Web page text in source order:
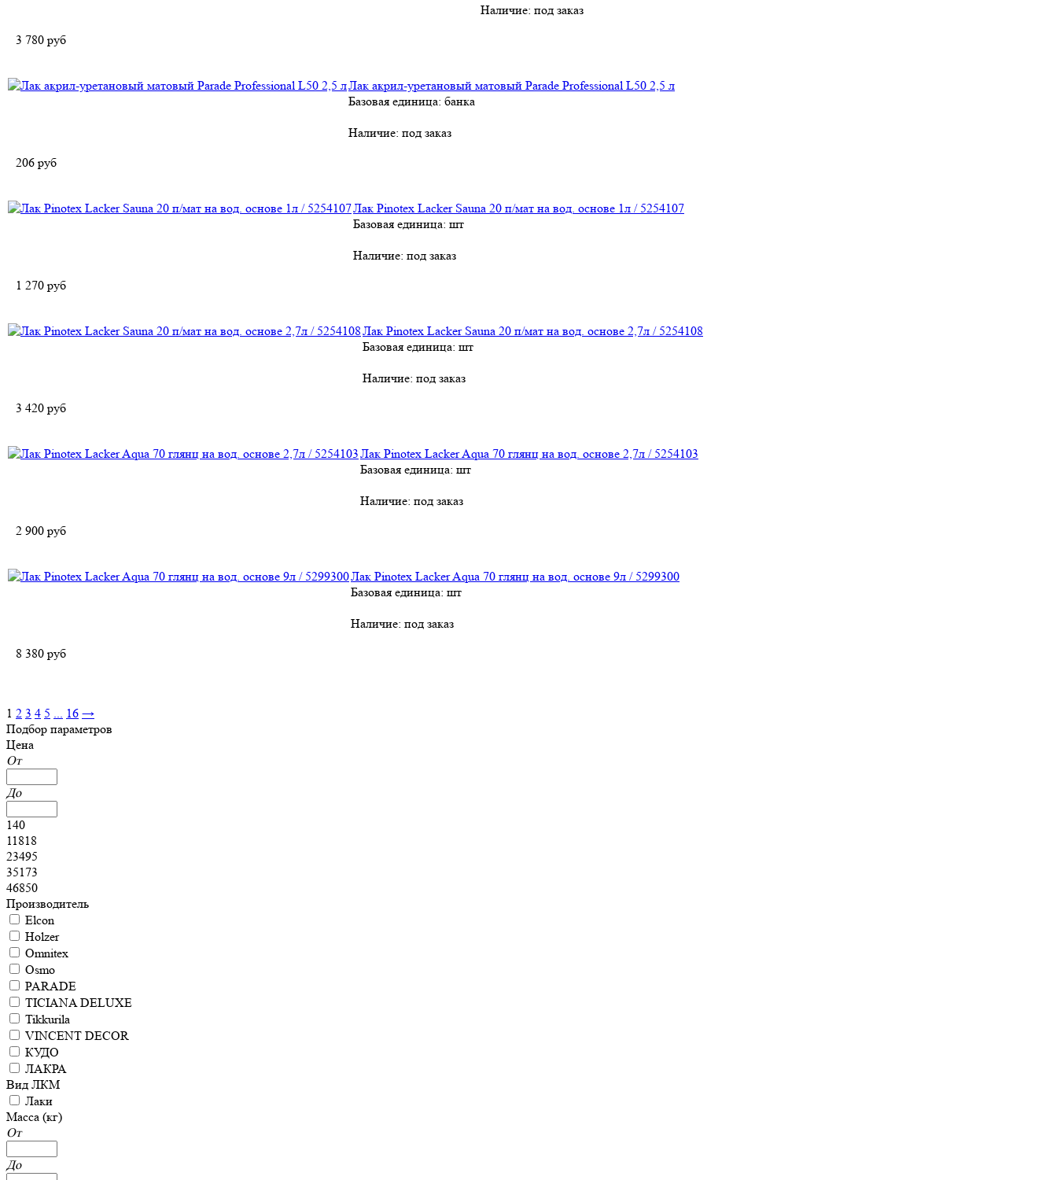
Наличие: под заказ
3 780 руб
Лак акрил-уретановый матовый Parade Professional L50 2,5 л
Базовая единица: банка
Наличие: под заказ
206 руб
Лак Pinotex Lacker Sauna 20 п/мат на вод. основе 1л / 5254107
Базовая единица: шт
Наличие: под заказ
1 270 руб
Лак Pinotex Lacker Sauna 20 п/мат на вод. основе 2,7л / 5254108
Базовая единица: шт
Наличие: под заказ
3 420 руб
Лак Pinotex Lacker Aqua 70 глянц на вод. основе 2,7л / 5254103
Базовая единица: шт
Наличие: под заказ
2 900 руб
Лак Pinotex Lacker Aqua 70 глянц на вод. основе 9л / 5299300
Базовая единица: шт
Наличие: под заказ
8 380 руб
1 2 3 4 5 ... 16 →
Подбор параметров
Цена
От
До
140
11818
23495
35173
46850
Производитель
Elcon
Holzer
Omnitex
Osmo
PARADE
TICIANA DELUXE
Tikkurila
VINCENT DECOR
КУДО
ЛАКРА
Вид ЛКМ
Лаки
Масса (кг)
От
До